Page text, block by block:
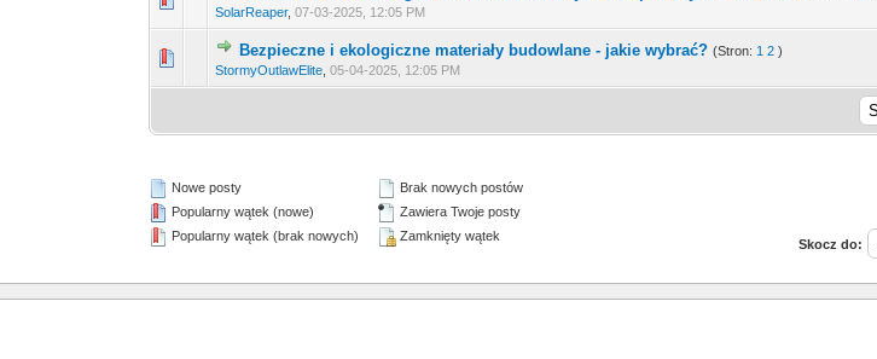
SolarReaper, 07-03-2025, 12:05 PM
Bezpieczne i ekologiczne materiały budowlane - jakie wybrać? (Stron: 1 2 )
StormyOutlawElite 05-04-2025, 12:05 PM
0 głosów - średnia ocena: 0 na 5 gwiazdek
12345
Nowe posty
Popularny wątek (nowe)
Popularny wątek (brak nowych)
Brak nowych postów
Zawiera Twoje posty
Zamknięty wątek
Skocz do: